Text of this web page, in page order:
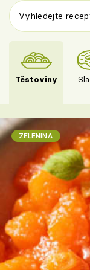
Těstoviny
ZELENINA